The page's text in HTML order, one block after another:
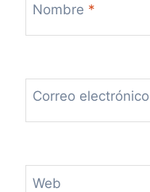
Nombre *
Correo electrónico
Web